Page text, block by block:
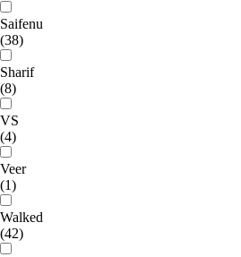
Saifenu
(38)
Sharif
(8)
VS
(4)
Veer
(1)
Walked
(42)